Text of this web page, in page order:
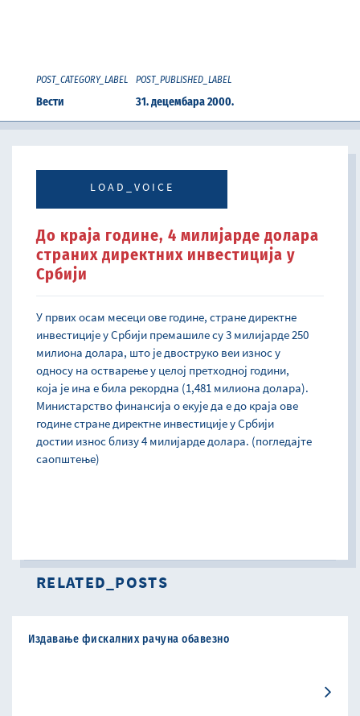
POST_CATEGORY_LABEL
Вести
POST_PUBLISHED_LABEL
31. децембара 2000.
LOAD_VOICE
До краја године, 4 милијарде долара
страних директних инвестиција у
Србији
У првих осам месеци ове године, стране директне
инвестиције у Србији премашиле су 3 милијарде 250
милиона долара, што је двоструко веи износ у
односу на остварење у целој претходној години,
која је ина е била рекордна (1,481 милиона долара).
Министарство финансија о екује да е до краја ове
године стране директне инвестиције у Србији
достии износ близу 4 милијарде долара. (погледајте
саопштење)
RELATED_POSTS
Издавање фискалних рачуна обавезно